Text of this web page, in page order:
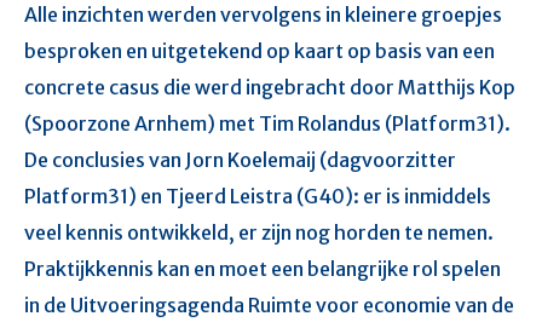
Alle inzichten werden vervolgens in kleinere groepjes
besproken en uitgetekend op kaart op basis van een
concrete casus die werd ingebracht door Matthijs Kop
(Spoorzone Arnhem) met Tim Rolandus (Platform31).
De conclusies van Jorn Koelemaij (dagvoorzitter
Platform31) en Tjeerd Leistra (G40): er is inmiddels
veel kennis ontwikkeld, er zijn nog horden te nemen.
Praktijkkennis kan en moet een belangrijke rol spelen
in de Uitvoeringsagenda Ruimte voor economie van de